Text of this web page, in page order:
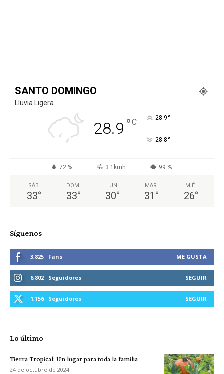
SANTO DOMINGO
Lluvia Ligera
28.9 °C 28.9°
28.8°
72 % 3.1kmh 99 %
SÁB
33°
DOM
33°
LUN
30°
MAR
31 °
MIÉ
26°
Síguenos
3,825 Fans ME GUSTA
6,802 Seguidores SEGUIR
1,156 Seguidores SEGUIR
Lo último
Tierra Tropical: Un lugar para toda la familia
24 de octubre de 2024